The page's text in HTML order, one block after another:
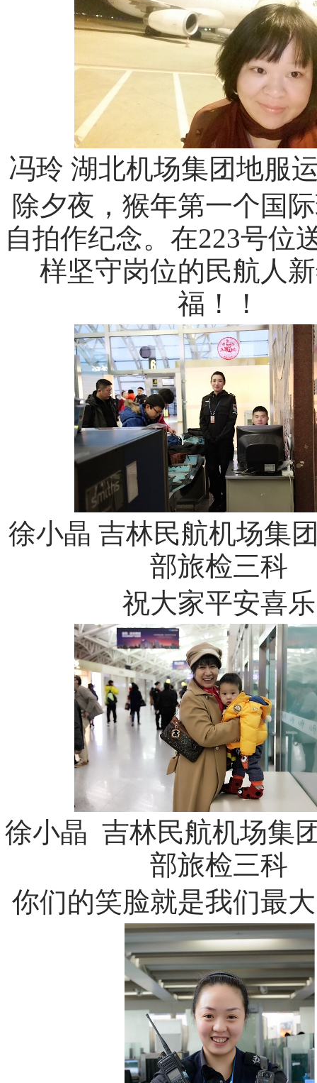
冯玲 湖北机场集团地服
除夕夜，猴年第一个国
自拍作纪念。在223号位
样坚守岗位的民航人
福！！
徐小晶 吉林民航机场集
部旅检三科
祝大家平安喜乐
徐小晶 吉林民航机场集
部旅检三科
你们的笑脸就是我们最